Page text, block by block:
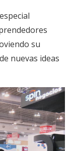
su
nuevas ideas